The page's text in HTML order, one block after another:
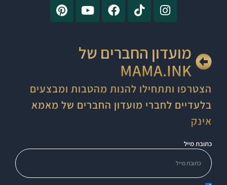
מועדון החברים של
MAMA.INK
הצטרפו ותתחילו להנות מהטבות ומבצעים
בלעדיים לחברי מועדון החברים של מאמא
אינק
כתובת מייל